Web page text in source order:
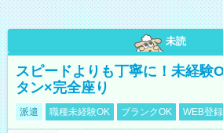
未読
スピードよりも丁寧に！未経験
タン×完全座り
派遣 職種未経験OK ブランクOK WEB登